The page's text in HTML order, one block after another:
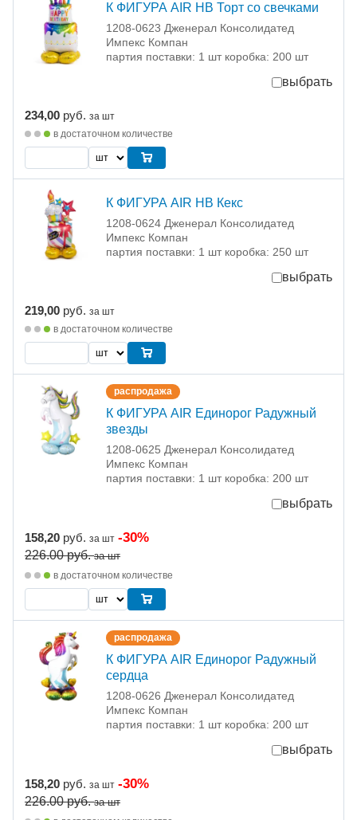
К ФИГУРА AIR HB Торт со свечками
1208-0623 Дженерал Консолидатед
Импекс Компан
партия поставки: 1 шт коробка: 200 шт
выбрать
234,00 руб. за шт
в достаточном количестве
К ФИГУРА AIR HB Кекс
1208-0624 Дженерал Консолидатед
Импекс Компан
партия поставки: 1 шт коробка: 250 шт
выбрать
219,00 руб. за шт
в достаточном количестве
распродажа
К ФИГУРА AIR Единорог Радужный
звезды
1208-0625 Дженерал Консолидатед
Импекс Компан
партия поставки: 1 шт коробка: 200 шт
выбрать
158,20 руб. за шт -30%
226.00руб. за шт
в достаточном количестве
распродажа
К ФИГУРА AIR Единорог Радужный
сердца
1208-0626 Дженерал Консолидатед
Импекс Компан
партия поставки: 1 шт коробка: 200 шт
выбрать
158,20 руб. за шт -30%
226.00руб. за шт